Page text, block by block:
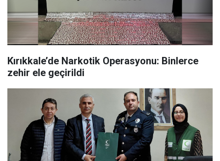
Kırıkkale’de Narkotik Operasyonu: Binlerce
zehir ele geçirildi